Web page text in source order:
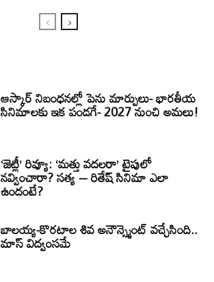
ఆస్కార్ నిబంధనల్లో పెను మార్పులు- భారతీయ
సినిమాలకు ఇక పండగే- 2027 నుంచి అమలు!
‘జెట్లీ’ రివ్యూ: ‘మత్తు వదలరా’ టైపులో
నవ్వించారా? సత్య – రితేష్ సినిమా ఎలా
ఉందంటే?
బాలయ్య-కొరటాల శివ అనౌన్స్మెంట్ వచ్చేసింది..
మాస్ విద్వంసమే